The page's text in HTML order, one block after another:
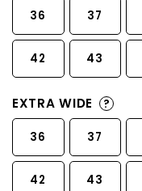
36 37
42 43
EXTRA WIDE ?
36 37
42 43